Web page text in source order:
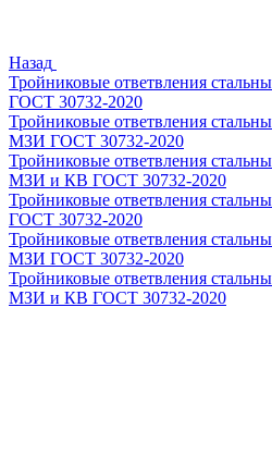
Назад
Тройниковые ответвления
ГОСТ 30732-2020
Тройниковые ответвления
МЗИ ГОСТ 30732-2020
Тройниковые ответвления
МЗИ и КВ ГОСТ 30732-2020
Тройниковые ответвления
ГОСТ 30732-2020
Тройниковые ответвления
МЗИ ГОСТ 30732-2020
Тройниковые ответвления
МЗИ и КВ ГОСТ 30732-2020